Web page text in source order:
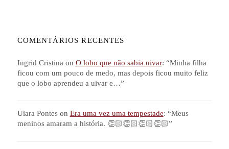
COMENTÁRIOS RECENTES
Ingrid Cristina on O lobo que não sabia uivar: “Minha filha
ficou com um pouco de medo, mas depois ficou muito feliz
que o lobo aprendeu a uivar e…”
Uiara Ponteson Era uma vez uma tempestade: “Meus
meninos amaram a história. 👏🏻👏🏻👏🏻👏🏻”